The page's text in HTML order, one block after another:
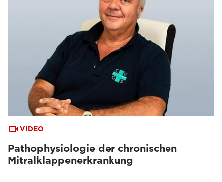
VIDEO
Pathophysiologie der chronischen
Mitralklappenerkrankung